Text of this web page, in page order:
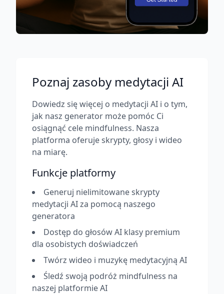
Poznaj zasoby medytacji AI
Dowiedz się więcej o medytacji AI i o tym,
jak nasz generator może pomóc Ci
osiągnąć cele mindfulness. Nasza
platforma oferuje skrypty, głosy i wideo
na miarę.
Funkcje platformy
Generuj nielimitowane skrypty
medytacji AI za pomocą naszego
generatora
Dostęp do głosów AI klasy premium
dla osobistych doświadczeń
Twórz wideo i muzykę medytacyjną AI
Śledź swoją podróż mindfulness na
naszej platformie AI